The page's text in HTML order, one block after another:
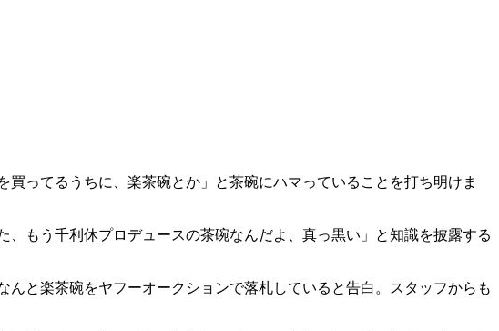
ってるうちに、楽茶碗とか」と茶碗にハマっていることを打ち明けま
もう千利休プロデュースの茶碗なんだよ、真っ黒い」と知識を披露する
と楽茶碗をヤフーオークションで落札していると告白。スタッフからも